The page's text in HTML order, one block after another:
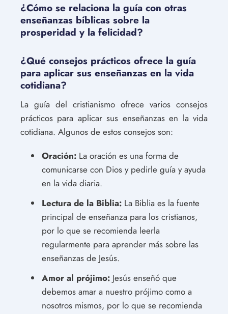
¿Cómo se relaciona la guía con otras
enseñanzas bíblicas sobre la
prosperidad y la felicidad?
¿Qué consejos prácticos ofrece la guía
para aplicar sus enseñanzas en la vida
cotidiana?
La guía del cristianismo ofrece varios consejos
prácticos para aplicar sus enseñanzas en la vida
cotidiana. Algunos de estos consejos son:
Oración: La oración es una forma de
comunicarse con Dios y pedirle guía y ayuda
en la vida diaria.
Lectura de la Biblia: La Biblia es la fuente
principal de enseñanza para los cristianos,
por lo que se recomienda leerla
regularmente para aprender más sobre las
enseñanzas de Jesús.
Amor al prójimo: Jesús enseñó que
debemos amar a nuestro prójimo como a
nosotros mismos, por lo que se recomienda